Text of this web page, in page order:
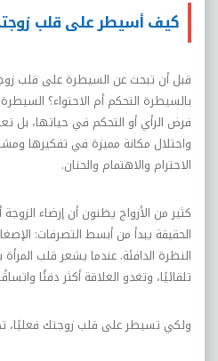
كيف أسيطر على قلب
قبل أن تبحث عن السيطرة على قلب
بالسيطرة التحكم أم الاحتواء؟
فرض الرأي أو التحكم في حياتها، بل
واحتلال مكانة مميزة في تفكيرها
الاحترام والاهتمام والحنان.
كثير من الأزواج يظنون أن إرضاء
الحقيقة يبدأ من أبسط التصرفات:
النظرة الدافئة. عندما يشعر قلب
تلقائيًا، وتغدو العلاقة أكثر دفئًا
ولكي تسيطر على قلب زوجتك فعليًا،